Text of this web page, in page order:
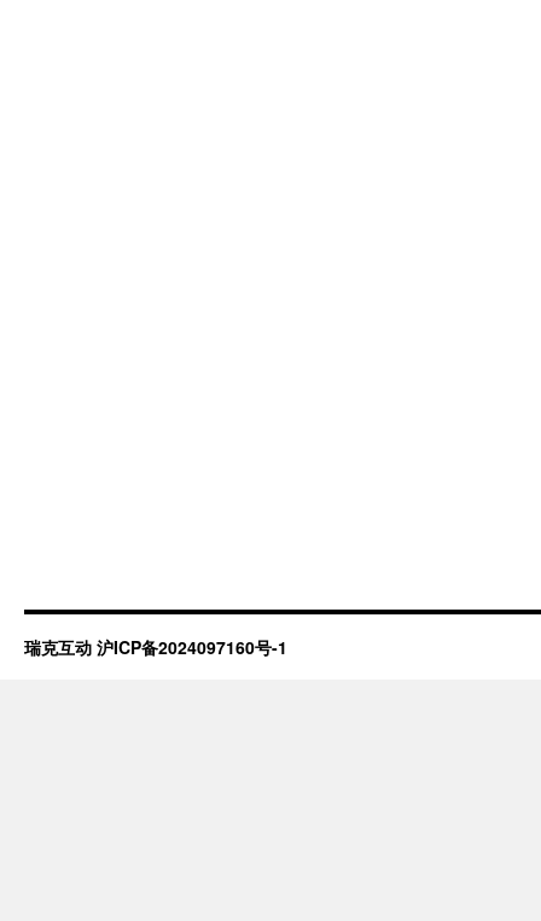
瑞克互动 沪ICP备2024097160号-1